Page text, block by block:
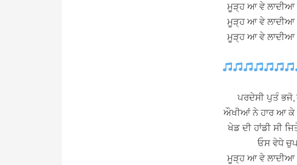
ਮੂੜ੍ਹ ਆ ਵੇ ਲਾਦੀਆ
ਮੂੜ੍ਹ ਆ ਵੇ ਲਾਦੀਆ
ਮੂੜ੍ਹ ਆ ਵੇ ਲਾਦੀਆ
ਪਰਦੇਸੀ ਪੁਤੰ
ਔਖੀਆਂ ਨੇ ਹਾਰ ਆ ਕੇ
ਖੇਡ ਦੀ ਹਾਂਡੀ ਸੀ
ਓਸ ਵੇਧੇ
ਮੂੜ੍ਹ ਆ ਵੇ ਲਾਦੀਆ